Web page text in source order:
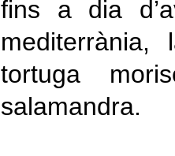
fins a dia
tortuga
salamandra.